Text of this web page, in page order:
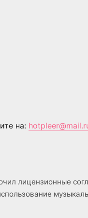
на:
лицензионные